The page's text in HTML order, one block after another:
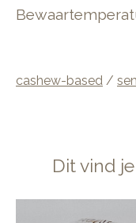
cashew-based /
Dit vind
Items van